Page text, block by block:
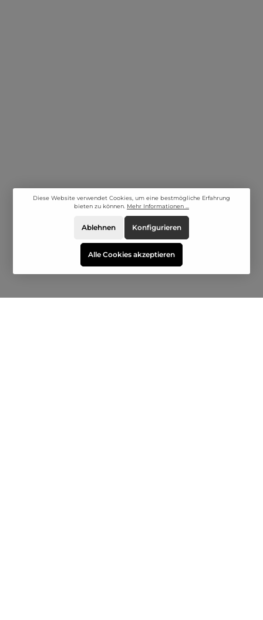
Diese Website verwendet Cookies, um eine bestmögliche Erfahrung
bieten zu können. Mehr Informationen ...
Ablehnen Konfigurieren
Alle Cookies akzeptieren